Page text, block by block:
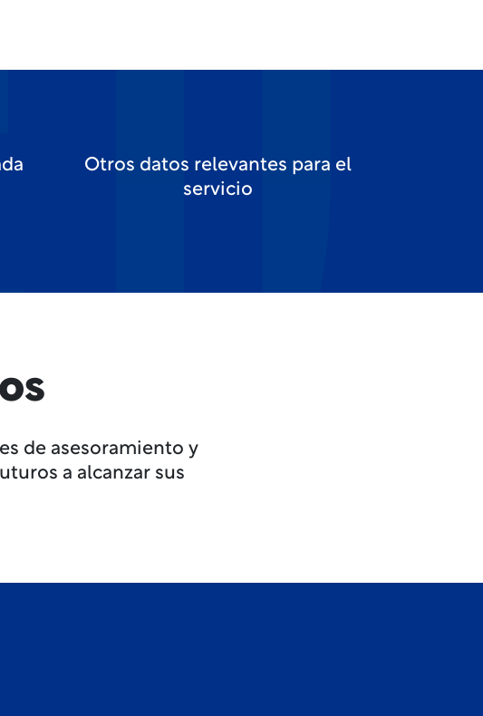
Otros datos relevantes para el
servicio
de asesoramiento y
a alcanzar sus